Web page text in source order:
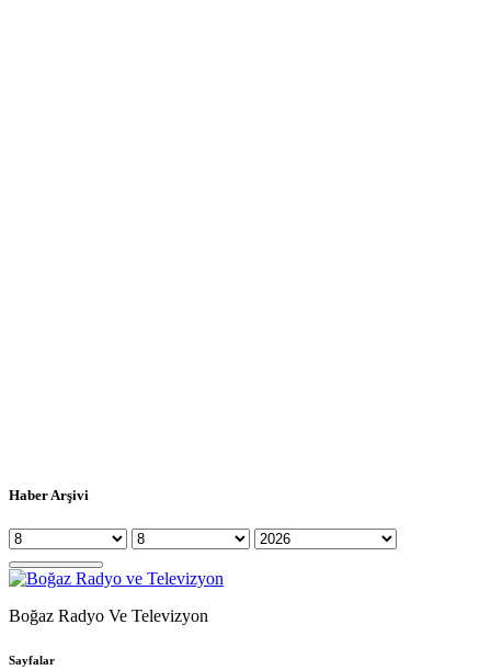
Haber Arşivi
Boğaz Radyo Ve Televizyon
Sayfalar